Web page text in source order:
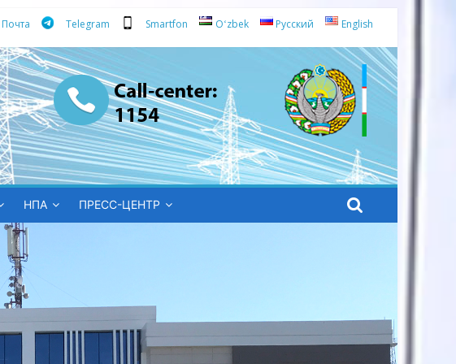
Почта Telegram Smartfon Oʻzbek Русский English
НПА ПРЕСС-ЦЕНТР